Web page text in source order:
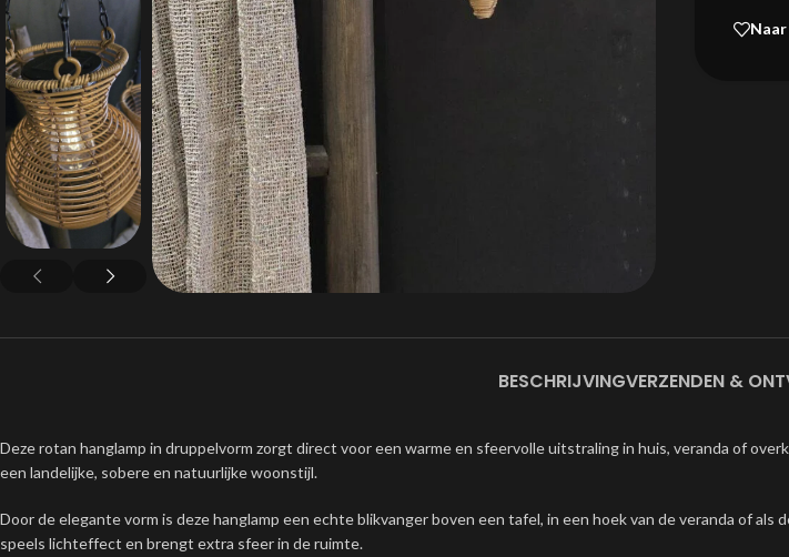
BESCHRIJVINGVERZENDEN &
Deze rotan hanglamp in druppelvorm zorgt direct voor een warme en sfeervolle uitstraling in huis, veranda of
een landelijke, sobere en natuurlijke woonstijl.
Door de elegante vorm is deze hanglamp een echte blikvanger boven een tafel, in een hoek van de veranda of
speels lichteffect en brengt extra sfeer in de ruimte.